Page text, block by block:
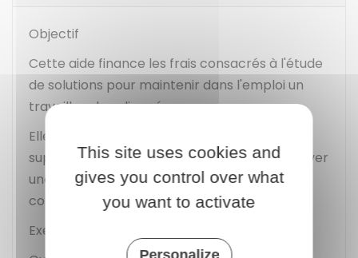
Objectif
Cette aide finance les frais consacrés à l'étude
de solutions pour maintenir dans l'emploi un
travailleur handicapé.
Elle permet d'accorder du temps
supplémentaire aux employeurs afin de trouver
une solution pour maintenir l'emploi d'un
collaborateur.
Exemples : réunions, temps de concertation.
This site uses cookies and
gives you control over what
you want to activate
Personalize